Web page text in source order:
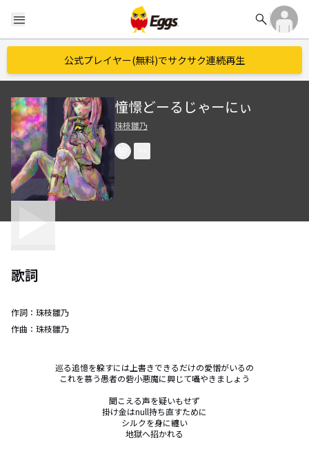
menu search
公式プレイヤー(無料)でサクサク連続再生
憧憬どーるじゃーにぃ
珠枝雛乃
歌詞
作詞： 珠枝雛乃
作曲： 珠枝雛乃
巡る追憶を躱すには上書きできるだけの愛憎がいるの
これを慕う愚者の砦小悪魔に興じて囁やきましょう
聞こえる声を疑いもせず
掛け金はnull持ち直すために
シルクを身に纏い
地獄へ招かれる